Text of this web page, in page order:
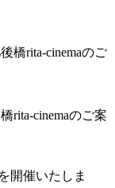
rita-cinemaのご案